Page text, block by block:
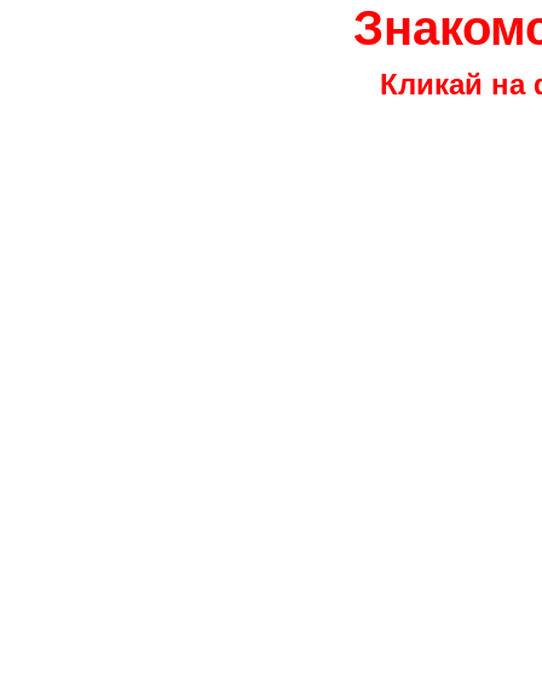
Кликай на